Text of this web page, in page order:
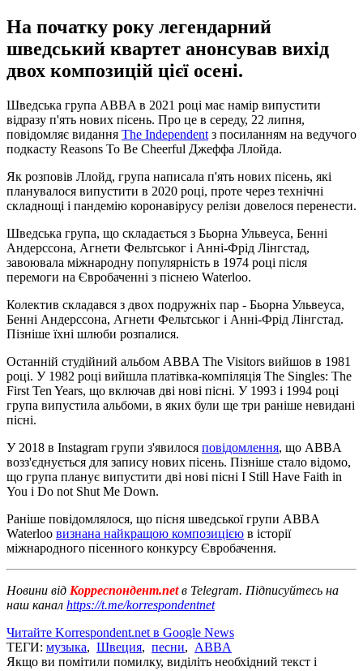
На початку року легендарний
шведський квартет анонсував вихід
двох композицій цієї осені.
Шведська група ABBA в 2021 році має намір випустити
відразу п'ять нових пісень. Про це в середу, 22 липня,
повідомляє видання The Independent з посиланням на ведучого
подкасту Reasons To Be Cheerful Джеффа Ллойда.
Як розповів Ллойд, група написала п'ять нових пісень, які
планувалося випустити в 2020 році, проте через технічні
складнощі і пандемію коронавірусу релізи довелося перенести.
Шведська група, що складається з Бьорна Ульвеуса, Бенні
Андерссона, Агнети Фельтськог і Анні-Фрід Лінгстад,
завоювала міжнародну популярність в 1974 році після
перемоги на Євробаченні з піснею Waterloo.
Колектив складався з двох подружніх пар - Бьорна Ульвеуса,
Бенні Андерссона, Агнети Фельтськог і Анні-Фрід Лінгстад.
Пізніше їхні шлюби розпалися.
Останній студійний альбом ABBA The Visitors вийшов в 1981
році. У 1982 році вийшла платівка-компіляція The Singles: The
First Ten Years, що включав дві нові пісні. У 1993 і 1994 році
група випустила альбоми, в яких були ще три раніше невидані
пісні.
У 2018 в Instagram групи з'явилося повідомлення, що ABBA
возз'єднується для запису нових пісень. Пізніше стало відомо,
що група планує випустити дві нові пісні I Still Have Faith in
You і Do not Shut Me Down.
Раніше повідомлялося, що пісня шведської групи ABBA
Waterloo визнана найкращою композицією в історії
міжнародного пісенного конкурсу Євробачення.
Новини від Корреспондент.netв Telegram. Підписуйтесь на
наш канал https://t.me/korrespondentnet
Читайте Korrespondent.net в Google News
ТЕГИ: музыка, Швеция, песни, ABBA
Якщо ви помітили помилку, виділіть необхідний текст і